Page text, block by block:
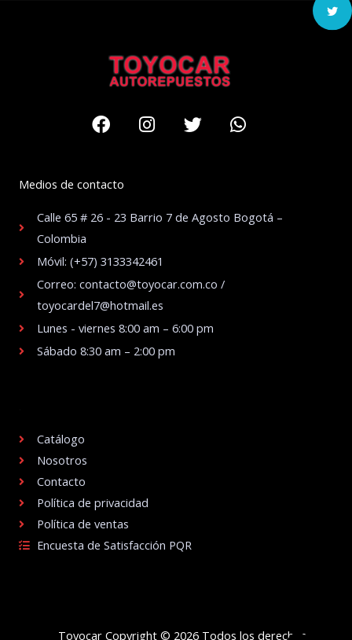
FacebookInstagram
TwitterWhatsapp
Medios de contacto
Calle 65 # 26 - 23 Barrio 7 de Agosto Bogotá –
Colombia
Móvil: (+57) 3133342461
Correo: contacto@toyocar.com.co /
toyocardel7@hotmail.es
Lunes - viernes 8:00 am – 6:00 pm
Sábado 8:30 am – 2:00 pm
Catálogo
Nosotros
Contacto
Política de privacidad
Política de ventas
Encuesta de Satisfacción PQR
Toyocar Copyright © 2026 Todos los derechos